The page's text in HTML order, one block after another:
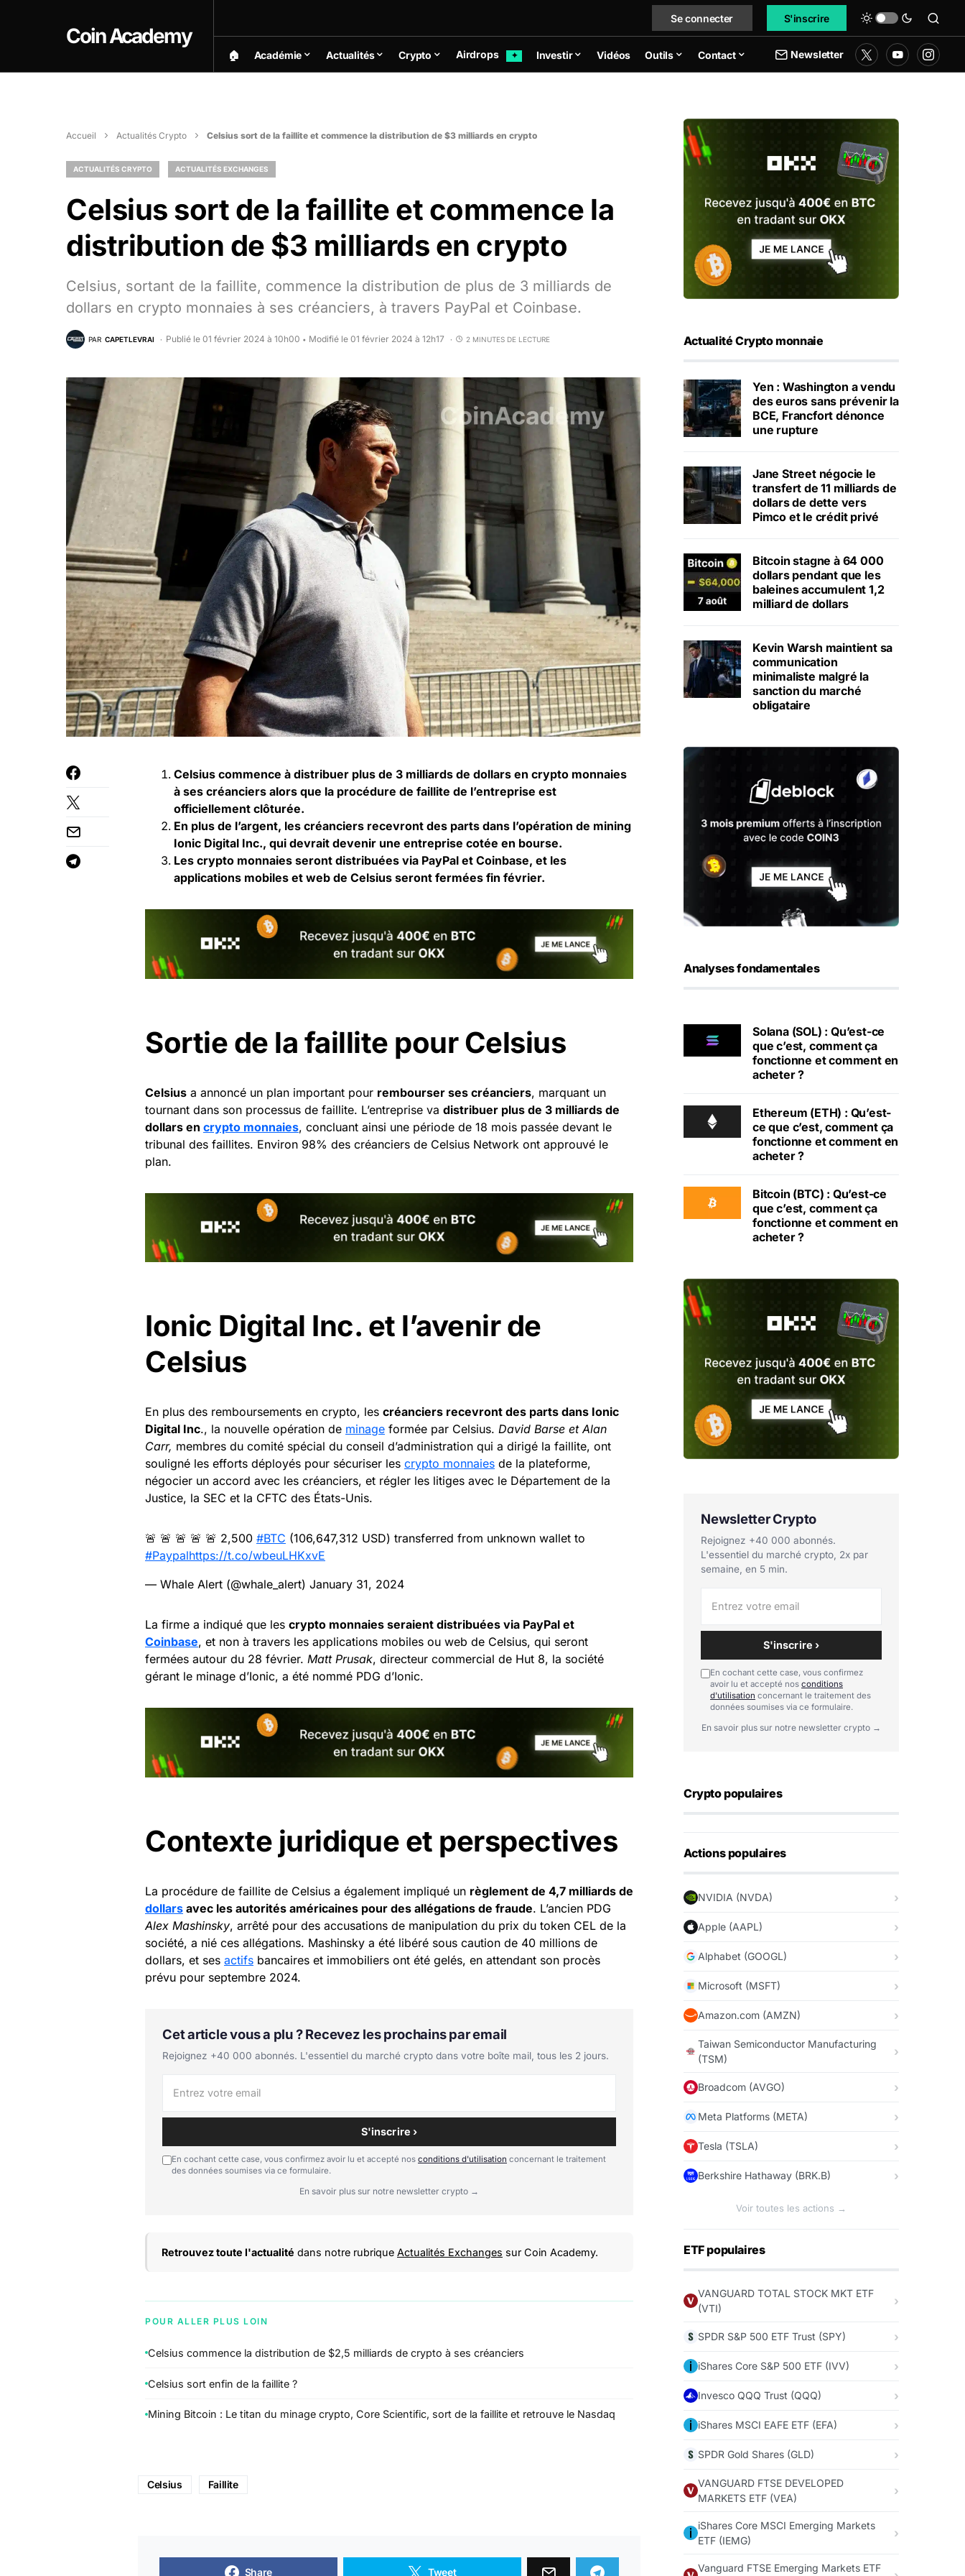
Coin Academy
Se connecter S'inscrire
🏠︎ Académie Actualités Crypto Airdrops ✦ Investir Vidéos Outils Contact Newsletter
Accueil Actualités Crypto Celsius sort de la faillite et commence la distribution de $3 milliards en crypto
ACTUALITÉS CRYPTO ACTUALITÉS EXCHANGES
Celsius sort de la faillite et commence la
distribution de $3 milliards en crypto
Celsius, sortant de la faillite, commence la distribution de plus de 3 milliards de
dollars en crypto monnaies à ses créanciers, à travers PayPal et Coinbase.
PAR CAPETLEVRAI Publié le 01 février 2024 à 10h00 • Modifié le 01 février 2024 à 12h17 2 MINUTES DE LECTURE
Celsius commence à distribuer plus de 3 milliards de dollars en crypto monnaies
à ses créanciers alors que la procédure de faillite de l’entreprise est
officiellement clôturée.
En plus de l’argent, les créanciers recevront des parts dans l’opération de mining
Ionic Digital Inc., qui devrait devenir une entreprise cotée en bourse.
Les crypto monnaies seront distribuées via PayPal et Coinbase, et les
applications mobiles et web de Celsius seront fermées fin février.
Sortie de la faillite pour Celsius
Celsius a annoncé un plan important pour rembourser ses créanciers, marquant un
tournant dans son processus de faillite. L’entreprise va distribuer plus de 3 milliards de
dollars en crypto monnaies, concluant ainsi une période de 18 mois passée devant le
tribunal des faillites. Environ 98% des créanciers de Celsius Network ont approuvé le
plan.
Ionic Digital Inc. et l’avenir de
Celsius
En plus des remboursements en crypto, les créanciers recevront des parts dans Ionic
Digital Inc., la nouvelle opération de minage formée par Celsius. David Barse et Alan
Carr, membres du comité spécial du conseil d’administration qui a dirigé la faillite, ont
souligné les efforts déployés pour sécuriser les crypto monnaies de la plateforme,
négocier un accord avec les créanciers, et régler les litiges avec le Département de la
Justice, la SEC et la CFTC des États-Unis.
🚨 🚨 🚨 🚨 🚨 2,500 #BTC (106,647,312 USD) transferred from unknown wallet to
#Paypalhttps://t.co/wbeuLHKxvE
— Whale Alert (@whale_alert) January 31, 2024
La firme a indiqué que les crypto monnaies seraient distribuées via PayPal et
Coinbase, et non à travers les applications mobiles ou web de Celsius, qui seront
fermées autour du 28 février. Matt Prusak, directeur commercial de Hut 8, la société
gérant le minage d’Ionic, a été nommé PDG d’Ionic.
Contexte juridique et perspectives
La procédure de faillite de Celsius a également impliqué un règlement de 4,7 milliards de
dollars avec les autorités américaines pour des allégations de fraude. L’ancien PDG
Alex Mashinsky, arrêté pour des accusations de manipulation du prix du token CEL de la
société, a nié ces allégations. Mashinsky a été libéré sous caution de 40 millions de
dollars, et ses actifs bancaires et immobiliers ont été gelés, en attendant son procès
prévu pour septembre 2024.
Cet article vous a plu ? Recevez les prochains par email
Rejoignez +40 000 abonnés. L'essentiel du marché crypto dans votre boîte mail, tous les 2 jours.
S'inscrire ›
En cochant cette case, vous confirmez avoir lu et accepté nos conditions d'utilisation concernant le traitement
des données soumises via ce formulaire.
En savoir plus sur notre newsletter crypto →
Retrouvez toute l'actualité dans notre rubrique Actualités Exchanges sur Coin Academy.
POUR ALLER PLUS LOIN
Celsius commence la distribution de $2,5 milliards de crypto à ses créanciers
Celsius sort enfin de la faillite ?
Mining Bitcoin : Le titan du minage crypto, Core Scientific, sort de la faillite et retrouve le Nasdaq
Celsius Faillite
Share Tweet
Actualité Crypto monnaie
Yen : Washington a vendu
des euros sans prévenir la
BCE, Francfort dénonce
une rupture
Jane Street négocie le
transfert de 11 milliards de
dollars de dette vers
Pimco et le crédit privé
Bitcoin stagne à 64 000
dollars pendant que les
baleines accumulent 1,2
milliard de dollars
Kevin Warsh maintient sa
communication
minimaliste malgré la
sanction du marché
obligataire
Analyses fondamentales
Solana (SOL) : Qu’est-ce
que c’est, comment ça
fonctionne et comment en
acheter ?
Ethereum (ETH) : Qu’est-
ce que c’est, comment ça
fonctionne et comment en
acheter ?
Bitcoin (BTC) : Qu’est-ce
que c’est, comment ça
fonctionne et comment en
acheter ?
Newsletter Crypto
Rejoignez +40 000 abonnés.
L'essentiel du marché crypto, 2x par
semaine, en 5 min.
S'inscrire ›
En cochant cette case, vous confirmez
avoir lu et accepté nos conditions
d'utilisation concernant le traitement des
données soumises via ce formulaire.
En savoir plus sur notre newsletter crypto →
Crypto populaires
Actions populaires
NVIDIA (NVDA)
Apple (AAPL)
Alphabet (GOOGL)
Microsoft (MSFT)
Amazon.com (AMZN)
Taiwan Semiconductor Manufacturing
(TSM)
Broadcom (AVGO)
Meta Platforms (META)
Tesla (TSLA)
Berkshire Hathaway (BRK.B)
Voir toutes les actions →
ETF populaires
VANGUARD TOTAL STOCK MKT ETF
(VTI)
SPDR S&P 500 ETF Trust (SPY)
iShares Core S&P 500 ETF (IVV)
Invesco QQQ Trust (QQQ)
iShares MSCI EAFE ETF (EFA)
SPDR Gold Shares (GLD)
VANGUARD FTSE DEVELOPED
MARKETS ETF (VEA)
iShares Core MSCI Emerging Markets
ETF (IEMG)
Vanguard FTSE Emerging Markets ETF